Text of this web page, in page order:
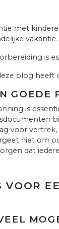
met
is
blog heeft
GOEDE
is
voor
niet om
dat
VOOR